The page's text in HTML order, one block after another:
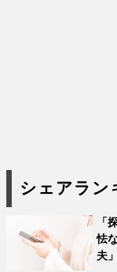
シェアラン
「
怯
夫